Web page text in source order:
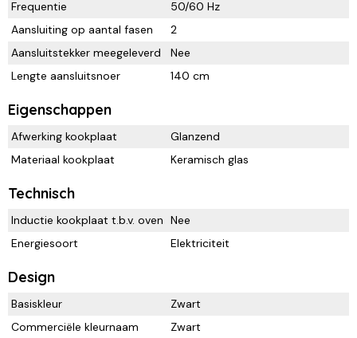
Frequentie
50/60 Hz
Aansluiting op aantal fasen
2
Aansluitstekker meegeleverd
Nee
Lengte aansluitsnoer
140 cm
Eigenschappen
Afwerking kookplaat
Glanzend
Materiaal kookplaat
Keramisch glas
Technisch
Inductie kookplaat t.b.v. oven Nee
Energiesoort
Elektriciteit
Design
Basiskleur
Zwart
Commerciële kleurnaam
Zwart